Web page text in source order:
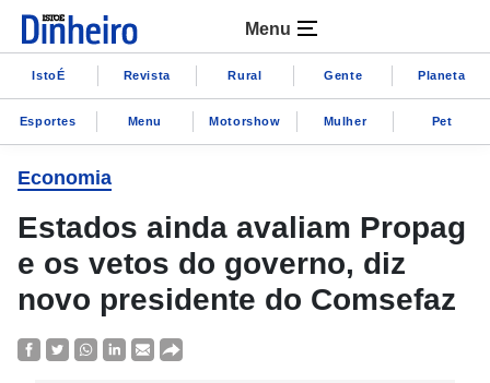
Menu
IstoÉ Revista Rural Gente Planeta
Esportes Menu Motorshow Mulher Pet
Economia
Estados ainda avaliam Propag
e os vetos do governo, diz
novo presidente do Comsefaz